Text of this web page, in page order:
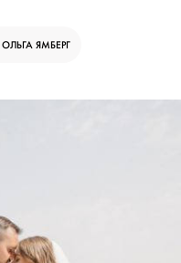
ОЛЬГА ЯМБЕРГ